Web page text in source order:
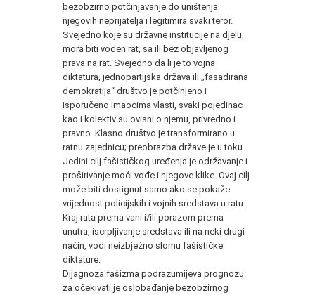
bezobzirno potčinjavanje do uništenja
njegovih neprijatelja i legitimira svaki teror.
Svejedno koje su državne institucije na djelu,
mora biti vođen rat, sa ili bez objavljenog
prava na rat. Svejedno da li je to vojna
diktatura, jednopartijska država ili „fasadirana
demokratija“ društvo je potčinjeno i
isporučeno imaocima vlasti, svaki pojedinac
kao i kolektiv su ovisni o njemu, privredno i
pravno. Klasno društvo je transformirano u
ratnu zajednicu; preobrazba države je u toku.
Jedini cilj fašističkog uređenja je održavanje i
proširivanje moći vođe i njegove klike. Ovaj cilj
može biti dostignut samo ako se pokaže
vrijednost policijskih i vojnih sredstava u ratu.
Kraj rata prema vani i/ili porazom prema
unutra, iscrpljivanje sredstava ili na neki drugi
način, vodi neizbježno slomu fašističke
diktature.
Dijagnoza fašizma podrazumijeva prognozu:
za očekivati je oslobađanje bezobzirnog